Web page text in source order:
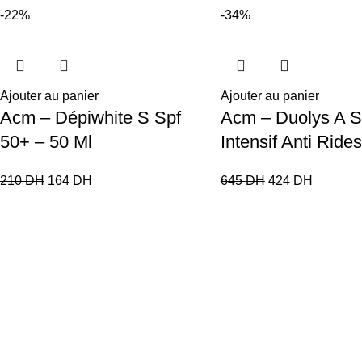
-22%
Ajouter au panier
Acm – Dépiwhite S Spf
50+ – 50 Ml
210DH 164 DH
-34%
Ajouter au panier
Acm – Duolys A
Intensif Anti
645DH 424 DH